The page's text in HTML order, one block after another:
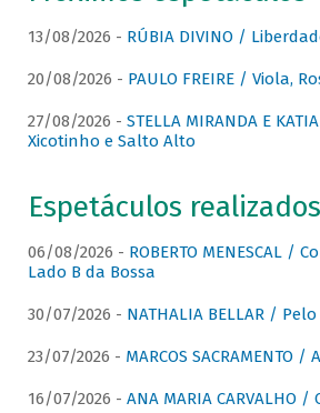
13/08/2026 - RÚBIA DIVINO /
20/08/2026 - PAULO FREIRE / Viola,
27/08/2026 - STELLA MIRANDA E
Xicotinho e Salto Alto
Espetáculos realizados
06/08/2026 - ROBERTO MENESCAL /
Lado B da Bossa
30/07/2026 - NATHALIA BELLAR /
23/07/2026 - MARCOS SACRAMENTO /
16/07/2026 - ANA MARIA CARVALHO